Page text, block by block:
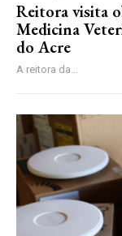
Reitora visita
Medicina
do Acre
A reitora da...